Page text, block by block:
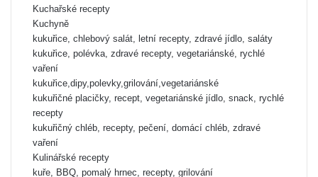
Kuchařské recepty
Kuchyně
kukuřice, chlebový salát, letní recepty, zdravé jídlo, saláty
kukuřice, polévka, zdravé recepty, vegetariánské, rychlé
vaření
kukuřice,dipy,polevky,grilování,vegetariánské
kukuřičné placičky, recept, vegetariánské jídlo, snack, rychlé
recepty
kukuřičný chléb, recepty, pečení, domácí chléb, zdravé
vaření
Kulinářské recepty
kuře, BBQ, pomalý hrnec, recepty, grilování